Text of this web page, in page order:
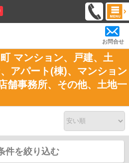
お問合せ
マンション、戸建、土
アパート(棟)、マンション
舗事務所、その他、土地一
件を絞り込む